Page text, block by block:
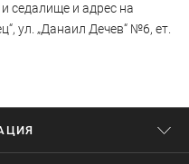
седалище и адрес на
ул. „Данаил Дечев“ №6, ет.